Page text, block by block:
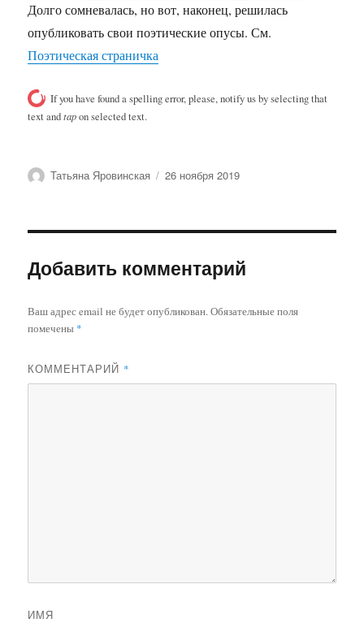
Долго сомневалась, но вот, наконец, решилась
опубликовать свои поэтические опусы. См.
Поэтическая страничка
If you have found a spelling error, please, notify us by selecting that
text andtapon selected text.
Автор
Татьяна Яровинская Опубликовано
26 ноября 2019
Добавить комментарий
Ваш адрес email не будет опубликован.Обязательные поля
помечены *
КОММЕНТАРИЙ *
ИМЯ